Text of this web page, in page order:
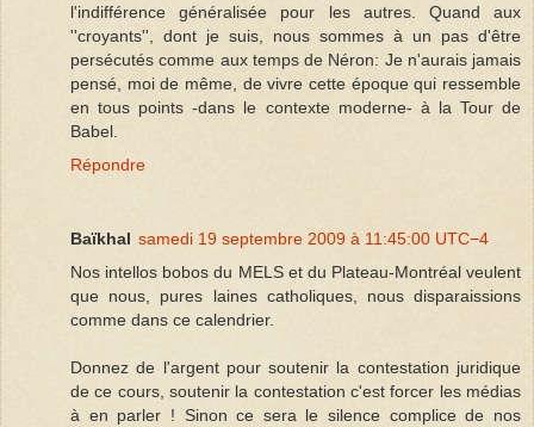
l'indifférence généralisée pour les autres. Quand aux
''croyants'', dont je suis, nous sommes à un pas d'être
persécutés comme aux temps de Néron: Je n'aurais jamais
pensé, moi de même, de vivre cette époque qui ressemble
en tous points -dans le contexte moderne- à la Tour de
Babel.
Répondre
Baïkhal samedi 19 septembre 2009 à 11:45:00 UTC−4
Nos intellos bobos du MELS et du Plateau-Montréal veulent
que nous, pures laines catholiques, nous disparaissions
comme dans ce calendrier.
Donnez de l'argent pour soutenir la contestation juridique
de ce cours, soutenir la contestation c'est forcer les médias
à en parler ! Sinon ce sera le silence complice de nos